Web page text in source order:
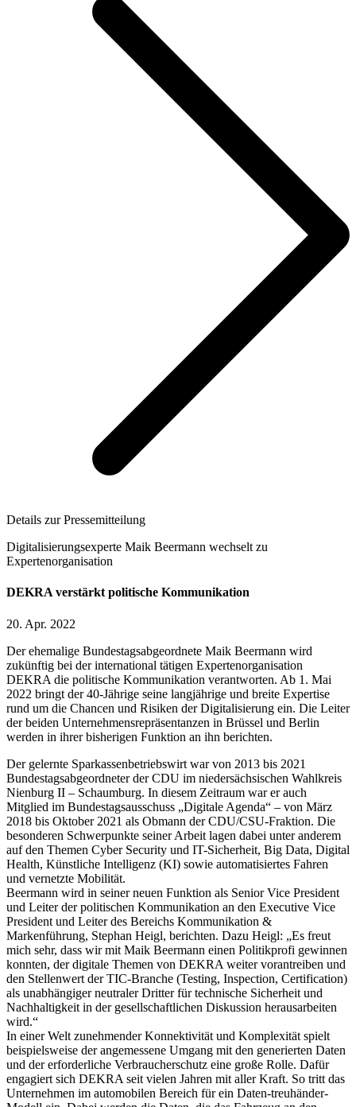
Details zur Pressemitteilung
Digitalisierungsexperte Maik Beermann wechselt zu
Expertenorganisation
DEKRA verstärkt politische Kommunikation
20. Apr. 2022
Der ehemalige Bundestagsabgeordnete Maik Beermann wird
zukünftig bei der international tätigen Expertenorganisation
DEKRA die politische Kommunikation verantworten. Ab 1. Mai
2022 bringt der 40-Jährige seine langjährige und breite Expertise
rund um die Chancen und Risiken der Digitalisierung ein. Die Leiter
der beiden Unternehmensrepräsentanzen in Brüssel und Berlin
werden in ihrer bisherigen Funktion an ihn berichten.
Der gelernte Sparkassenbetriebswirt war von 2013 bis 2021
Bundestagsabgeordneter der CDU im niedersächsischen Wahlkreis
Nienburg II – Schaumburg. In diesem Zeitraum war er auch
Mitglied im Bundestagsausschuss „Digitale Agenda“ – von März
2018 bis Oktober 2021 als Obmann der CDU/CSU-Fraktion. Die
besonderen Schwerpunkte seiner Arbeit lagen dabei unter anderem
auf den Themen Cyber Security und IT-Sicherheit, Big Data, Digital
Health, Künstliche Intelligenz (KI) sowie automatisiertes Fahren
und vernetzte Mobilität.
Beermann wird in seiner neuen Funktion als Senior Vice President
und Leiter der politischen Kommunikation an den Executive Vice
President und Leiter des Bereichs Kommunikation &
Markenführung, Stephan Heigl, berichten. Dazu Heigl: „Es freut
mich sehr, dass wir mit Maik Beermann einen Politikprofi gewinnen
konnten, der digitale Themen von DEKRA weiter vorantreiben und
den Stellenwert der TIC-Branche (Testing, Inspection, Certification)
als unabhängiger neutraler Dritter für technische Sicherheit und
Nachhaltigkeit in der gesellschaftlichen Diskussion herausarbeiten
wird.“
In einer Welt zunehmender Konnektivität und Komplexität spielt
beispielsweise der angemessene Umgang mit den generierten Daten
und der erforderliche Verbraucherschutz eine große Rolle. Dafür
engagiert sich DEKRA seit vielen Jahren mit aller Kraft. So tritt das
Unternehmen im automobilen Bereich für ein Daten-treuhänder-